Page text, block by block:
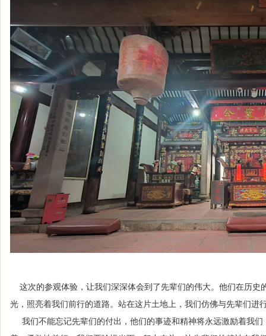
这次的参观体验，让我们深深体会到了先辈们的伟大。他们在历史
光，照亮着我们前行的道路。站在这片土地上，我们仿佛与先辈们进
我们不能忘记先辈们的付出，他们的事迹和精神将永远激励着我